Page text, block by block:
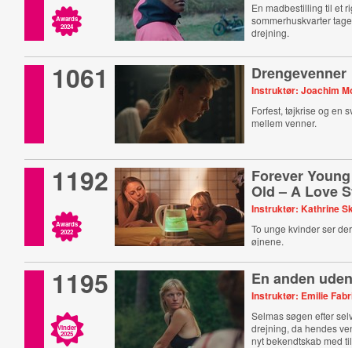
Awards
2024
En madbestilling til et
sommerhuskvarter
drejning.
1061 Drengevenner
Instruktør: Joachim
Forfest, tøjkrise og en
mellem venner.
1192
Awards
2022
Forever
Old – A Love
Instruktør: Kathrine
To unge kvinder ser
øjnene.
1195
Vinder
2025
En anden
Instruktør: Emilie
Selmas søgen efter
drejning, da hendes
nyt bekendtskab med